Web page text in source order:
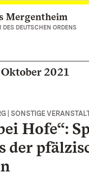
springen
Mergentheim
DEUTSCHEN ORDENS
2021
| SONSTIGE
Hofe“:
der